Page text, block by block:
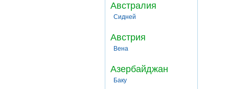
Австралия
Сидней
Австрия
Вена
Азербайджан
Баку